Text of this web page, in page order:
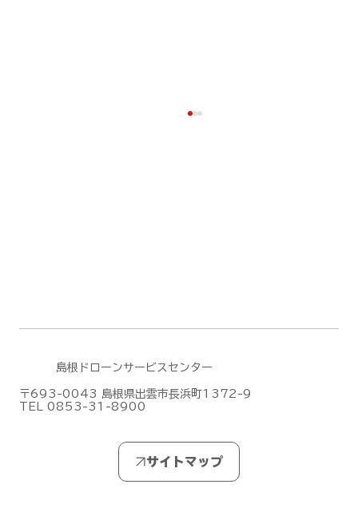
デモフライトを実施しました【山口県阿
武郡阿武町】
島根ドローンサービスセンター
〒693-0043 島根県出雲市長浜町1372-9
TEL 0853-31-8900